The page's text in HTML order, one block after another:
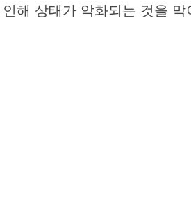
해 상태가 악화되는 것을 막